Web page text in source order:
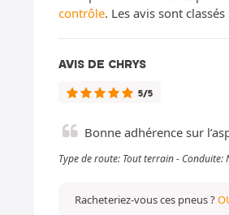
contrôle. Les avis sont
AVIS DE CHRYS
5/5
Bonne adhérence sur
Type de route: Tout terrain -
Racheteriez-vous ces pneus ?